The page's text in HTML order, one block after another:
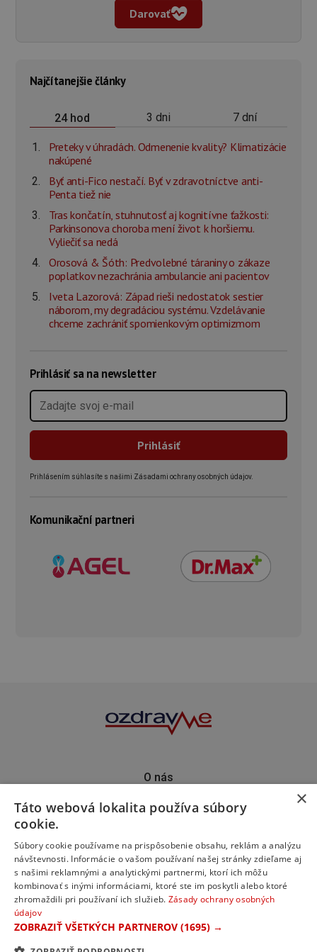
Darovať
Najčítanejšie články
24 hod 3 dni 7 dní
Preteky v úhradách. Odmenenie kvality? Klimatizácie
nakúpené
Byť anti-Fico nestačí. Byť v zdravotníctve anti-
Penta tiež nie
Tras končatín, stuhnutosť aj kognitívne ťažkosti:
Parkinsonova choroba mení život k horšiemu.
Vyliečiť sa nedá
Orosová & Šóth: Predvolebné táraniny o zákaze
poplatkov nezachránia ambulancie ani pacientov
Iveta Lazorová: Západ rieši nedostatok sestier
náborom, my degradáciou systému. Vzdelávanie
chceme zachrániť spomienkovým optimizmom
Prihlásiť sa na newsletter
Prihlásením súhlasíte s našimi Zásadami ochrany osobných údajov.
Komunikační partneri
O nás
Predplatné
Podporte nás
×
Táto webová lokalita používa súbory
cookie.
Súbory cookie používame na prispôsobenie obsahu, reklám a analýzu
návštevnosti. Informácie o vašom používaní našej stránky zdieľame aj
s našimi reklamnými a analytickými partnermi, ktorí ich môžu
kombinovať s inými informáciami, ktoré ste im poskytli alebo ktoré
zhromaždili pri používaní ich služieb. Zásady ochrany osobných
údajov
ZOBRAZIŤ VŠETKÝCH PARTNEROV (1695) →